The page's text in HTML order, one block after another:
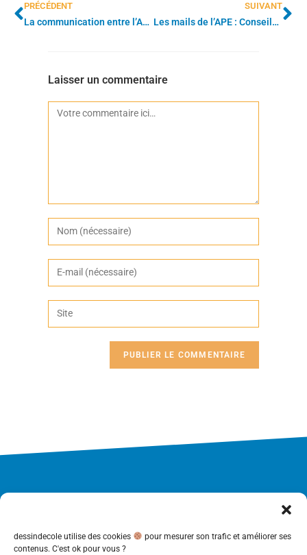
dessindecole utilise des cookies
pour mesurer son trafic et améliorer ses
contenus. C'est ok pour vous ?
PRÉCÉDENT
La communication entre l’APE et les familles : comment l’optimiser ?
SUIVANT
Les mails de l’APE : Conseils pour une communication efficace avec les familles
Laisser un commentaire